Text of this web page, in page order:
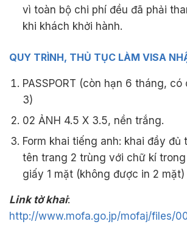
vì toàn bộ chi phí đều đã phải
khi khách khởi hành.
QUY TRÌNH, THỦ TỤC LÀM VISA
PASSPORT (còn hạn 6 tháng,
3)
02 ẢNH 4.5 X 3.5, nền trắng.
Form khai tiếng anh: khai đầy đủ
tên trang 2 trùng với chữ kí
giấy 1 mặt (không được in 2 mặt)
Link tờ khai:
http://www.mofa.go.jp/mofaj/files/